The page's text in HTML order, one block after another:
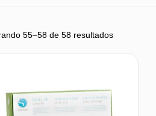
55–58 de 58 resultados